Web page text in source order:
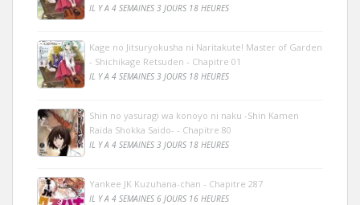
IL Y A 4 SEMAINES 3 JOURS 18 HEURES
Kage no Jitsuryokusha ni Naritakute! Master of Garden
- Shichikage Retsuden - Chapitre 01
IL Y A 4 SEMAINES 3 JOURS 18 HEURES
Shin no yasuragi wa konoyo ni naku -Shin Kamen
Raida Shokka Saido- - Chapitre 80
IL Y A 4 SEMAINES 3 JOURS 18 HEURES
Yankee JK Kuzuhana-chan - Chapitre 287
IL Y A 4 SEMAINES 6 JOURS 16 HEURES